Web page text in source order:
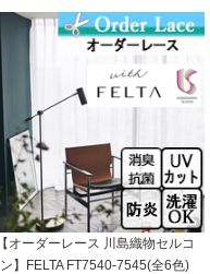
【オーダーレース 川島織物セルコ
ン】FELTA FT7540-7545(全6色)